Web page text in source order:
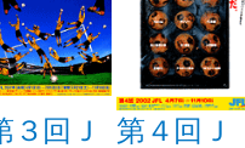
３回Ｊ
第４回Ｊ